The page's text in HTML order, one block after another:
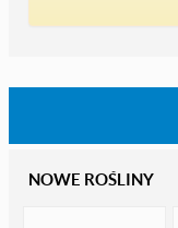
NOWE ROŚLINY